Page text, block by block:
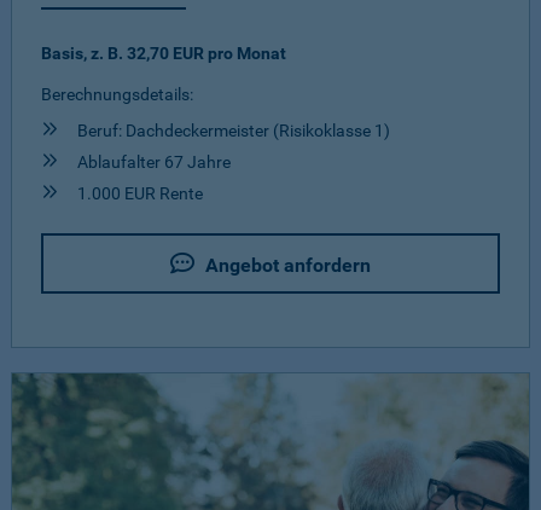
Basis, z. B. 32,70 EUR pro Monat
Berechnungsdetails:
Beruf: Dachdeckermeister (Risikoklasse 1)
Ablaufalter 67 Jahre
1.000 EUR Rente
Angebot anfordern